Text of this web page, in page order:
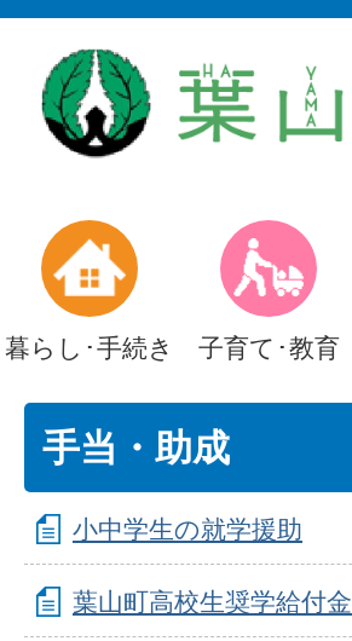
暮らし･手続き 子育て･教育
手当・助成
小中学生の就学援助
葉山町高校生奨学給付金